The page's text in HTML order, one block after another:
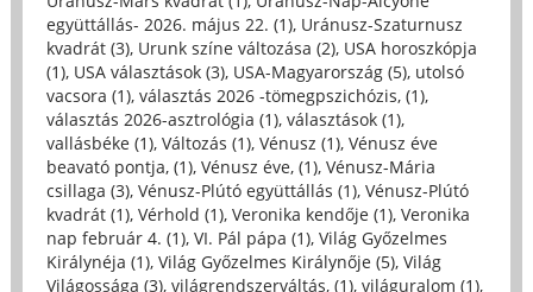
együttállás- 2026. május 22. (1), Uránusz-Szaturnusz
kvadrát (3), Urunk színe változása (2), USA horoszkópja
(1), USA választások (3), USA-Magyarország (5), utolsó
vacsora (1), választás 2026 -tömegpszichózis, (1),
választás 2026-asztrológia (1), választások (1),
vallásbéke (1), Változás (1), Vénusz (1), Vénusz éve
beavató pontja, (1), Vénusz éve, (1), Vénusz-Mária
csillaga (3), Vénusz-Plútó együttállás (1), Vénusz-Plútó
kvadrát (1), Vérhold (1), Veronika kendője (1), Veronika
nap február 4. (1), VI. Pál pápa (1), Világ Győzelmes
Királynéja (1), Világ Győzelmes Királynője (5), Világ
Világossága (3), világrendszerváltás, (1), világuralom (1),